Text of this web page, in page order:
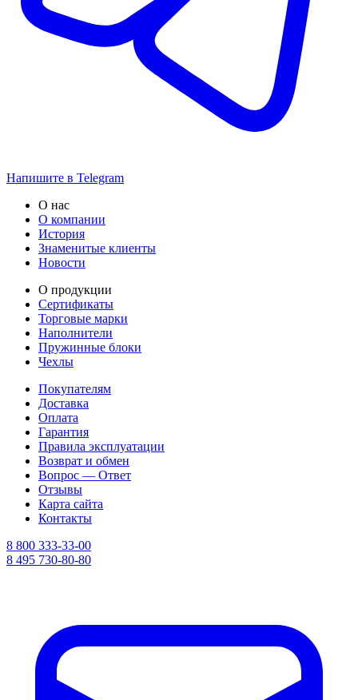
Напишите в Telegram
О нас
О компании
История
Знаменитые клиенты
Новости
О продукции
Сертификаты
Торговые марки
Наполнители
Пружинные блоки
Чехлы
Покупателям
Доставка
Оплата
Гарантия
Правила эксплуатации
Возврат и обмен
Вопрос — Ответ
Отзывы
Карта сайта
Контакты
8 800 333-33-00
8 495 730-80-80